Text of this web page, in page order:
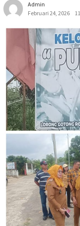
Admin
Februari 24, 2026